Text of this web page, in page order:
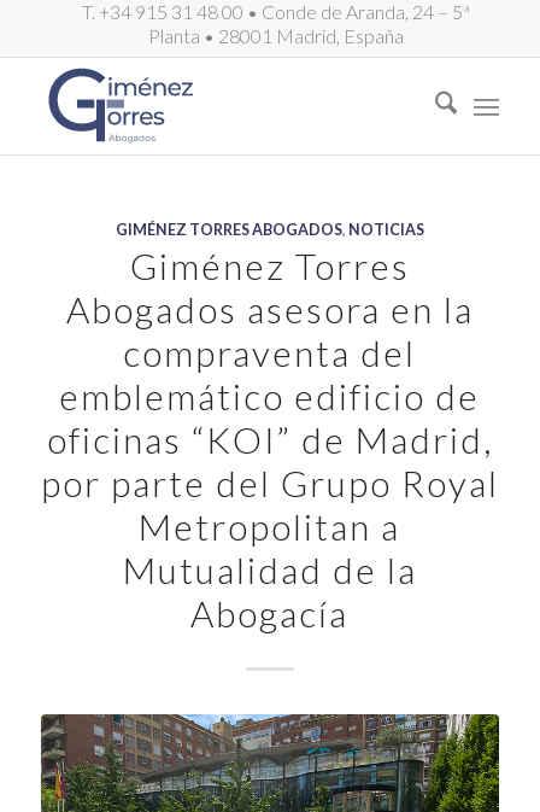
T. +34 915 31 48 00 • Conde de Aranda, 24 – 5ª
Planta • 28001 Madrid, España
GIMÉNEZ TORRES ABOGADOS, NOTICIAS
Giménez Torres
Abogados asesora en la
compraventa del
emblemático edificio de
oficinas “KOI” de Madrid,
por parte del Grupo Royal
Metropolitan a
Mutualidad de la
Abogacía